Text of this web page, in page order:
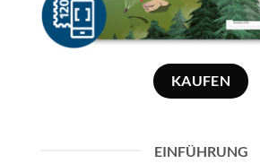
KAUFEN
EINFÜHRUNG